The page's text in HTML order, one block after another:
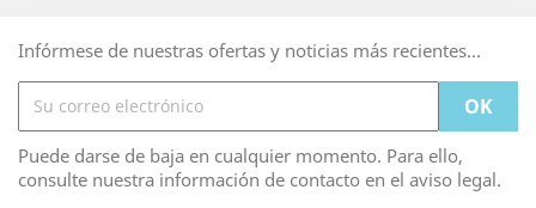
Infórmese de nuestras ofertas y noticias más recientes...
Puede darse de baja en cualquier momento. Para ello,
consulte nuestra información de contacto en el aviso legal.